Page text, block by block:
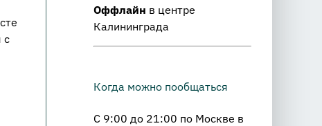
с
Оффлайн в центре
Калининграда
Когда можно пообщаться
С 9:00 до 21:00 по Москве в